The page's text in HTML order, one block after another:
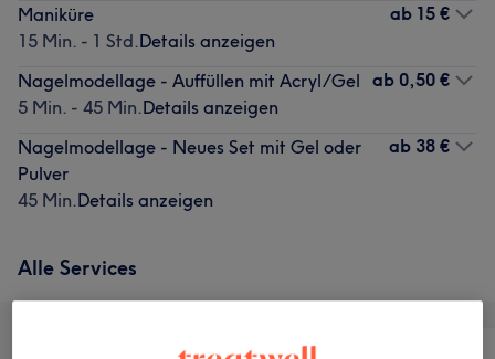
Maniküre
15 Min. - 1 Std.Details anzeigen
ab 15 €
Nagelmodellage - Auffüllen mit Acryl/Gel
5 Min. - 45 Min.Details anzeigen
ab 0,50 €
Nagelmodellage - Neues Set mit Gel oder
Pulver
45 Min.Details anzeigen
ab 38 €
Alle Services